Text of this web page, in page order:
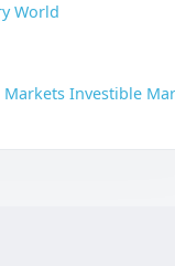
World
Markets Investible